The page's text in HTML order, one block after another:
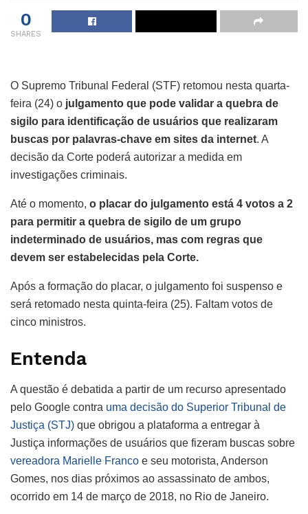
0
SHARES
O Supremo Tribunal Federal (STF) retomou nesta quarta-
feira (24) o julgamento que pode validar a quebra de
sigilo para identificação de usuários que realizaram
buscas por palavras-chave em sites da internet. A
decisão da Corte poderá autorizar a medida em
investigações criminais.
Até o momento, o placar do julgamento está 4 votos a 2
para permitir a quebra de sigilo de um grupo
indeterminado de usuários, mas com regras que
devem ser estabelecidas pela Corte.
Após a formação do placar, o julgamento foi suspenso e
será retomado nesta quinta-feira (25). Faltam votos de
cinco ministros.
Entenda
A questão é debatida a partir de um recurso apresentado
pelo Google contra uma decisão do Superior Tribunal de
Justiça (STJ) que obrigou a plataforma a entregar à
Justiça informações de usuários que fizeram buscas sobre
vereadora Marielle Franco e seu motorista, Anderson
Gomes, nos dias próximos ao assassinato de ambos,
ocorrido em 14 de março de 2018, no Rio de Janeiro.